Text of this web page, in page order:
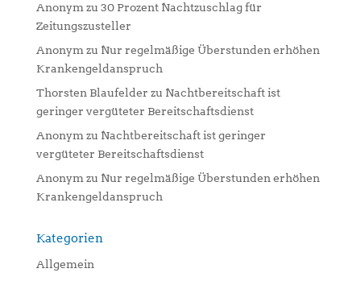
Anonymzu 30 Prozent Nachtzuschlag für
Zeitungszusteller
Anonymzu Nur regelmäßige Überstunden erhöhen
Krankengeldanspruch
Thorsten Blaufelder zu Nachtbereitschaft ist
geringer vergüteter Bereitschaftsdienst
Anonymzu Nachtbereitschaft ist geringer
vergüteter Bereitschaftsdienst
Anonymzu Nur regelmäßige Überstunden erhöhen
Krankengeldanspruch
Kategorien
Allgemein